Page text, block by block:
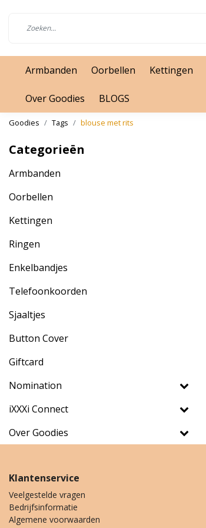
Armbanden Oorbellen Kettingen
Over Goodies BLOGS
Goodies Tags blouse met rits
Categorieën
Armbanden
Oorbellen
Kettingen
Ringen
Enkelbandjes
Telefoonkoorden
Sjaaltjes
Button Cover
Giftcard
Nomination
iXXXi Connect
Over Goodies
Klantenservice
Veelgestelde vragen
Bedrijfsinformatie
Algemene voorwaarden